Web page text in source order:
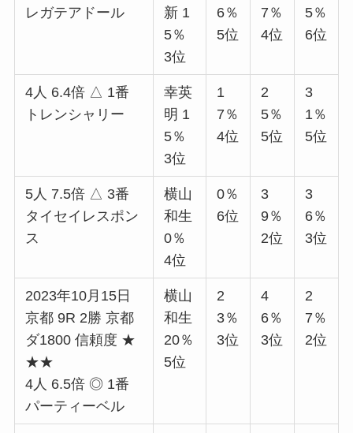
レガテアドール
新 1
5％
3位
6％
5位
7％
4位
5％
6位
4人 6.4倍 △ 1番
トレンシャリー
幸英
明 1
5％
3位
1
7％
4位
2
5％
5位
3
1％
5位
5人 7.5倍 △ 3番
タイセイレスポン
ス
横山
和生
0％
4位
0％
6位
3
9％
2位
3
6％
3位
2023年10月15日
京都 9R 2勝 京都
ダ1800 信頼度 ★
★★
4人 6.5倍 ◎ 1番
パーティーベル
横山
和生
20％
5位
2
3％
3位
4
6％
3位
2
7％
2位